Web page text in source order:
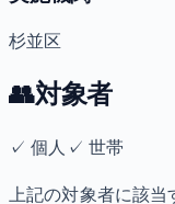
杉並区
👥対象者
✓個人 ✓ 世帯
上記の対象者に該